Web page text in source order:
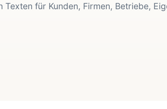
für Kunden, Firmen, Betriebe,